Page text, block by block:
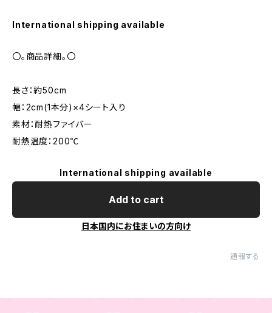
International shipping available
〇。商品詳細。〇
長さ：約50cm
幅：2cm(1本分)×4シート入り
素材：耐熱ファイバー
耐熱温度：200℃
International shipping available
Add to cart
日本国内にお住まいの方向け
通報する